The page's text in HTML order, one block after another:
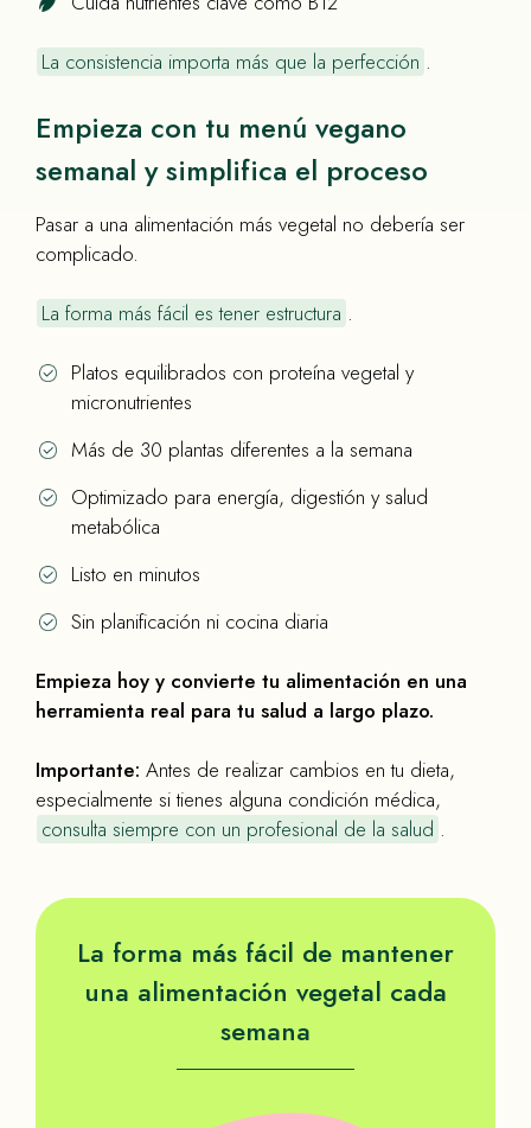
La consistencia importa más que la perfección .
Empieza con tu menú vegano
semanal y simplifica el proceso
Pasar a una alimentación más vegetal no debería ser
complicado.
La forma más fácil es tener estructura .
Platos equilibrados con proteína vegetal y
micronutrientes
Más de 30 plantas diferentes a la semana
Optimizado para energía, digestión y salud
metabólica
Listo en minutos
Sin planificación ni cocina diaria
Empieza hoy y convierte tu alimentación en una
herramienta real para tu salud a largo plazo.
Importante: Antes de realizar cambios en tu dieta,
especialmente si tienes alguna condición médica,
consulta siempre con un profesional de la salud .
La forma más fácil de mantener
una alimentación vegetal cada
semana